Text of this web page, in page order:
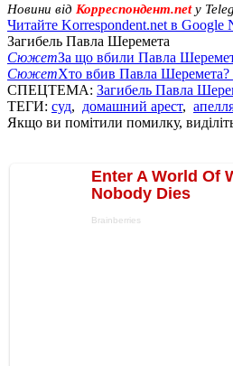
Новини від Корреспондент.netу
Читайте Korrespondent.net в Google
Загибель Павла Шеремета
СюжетЗа що вбили Павла
СюжетХто вбив Павла Шеремета?
СПЕЦТЕМА: Загибель Павла
ТЕГИ: суд, домашний арест,
Якщо ви помітили помилку,